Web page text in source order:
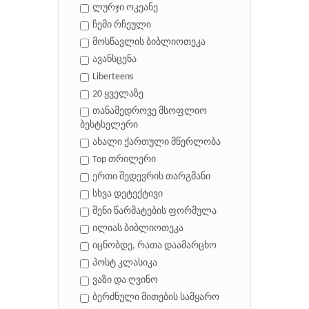
ლურჯი ოკეანე
ჩემი რჩეული
მოსწავლის ბიბლიოთეკა
ავანსცენა
Liberteens
20 ყველაზე
თანამედროვე მსოფლიო
ბესტსელერი
ახალი ქართული მწერლობა
Top თრილერი
ერთი შედევრის თარგმანი
სხვა დეტექტივი
შენი წარმატების ფორმულა
ილიას ბიბლიოთეკა
იცნობდე, რათა დაამარცხო
პოსტ კლასიკა
ვაზი და ღვინო
ბერძნული მითების სამყარო